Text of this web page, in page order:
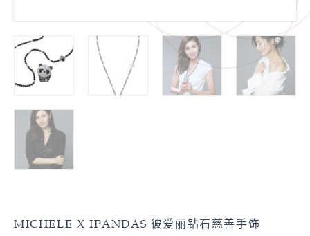
MICHELE X IPANDAS 彼爱丽钻石慈善手饰